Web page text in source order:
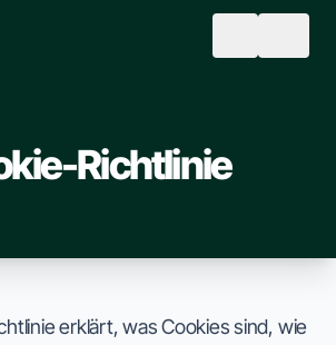
Richtlinie
erklärt, was Cookies sind, wie